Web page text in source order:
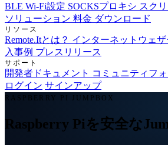
BLE Wi-Fi設定 SOCKSプロキシ スク
ソリューション 料金 ダウンロード
リソース
Remote.Itとは？ インターネットウェザ
入事例 プレスリリース
サポート
開発者ドキュメント コミュニティフ
ログイン サインアップ
RASPBERRY PI JUMPBOX
Raspberry Piを安全な